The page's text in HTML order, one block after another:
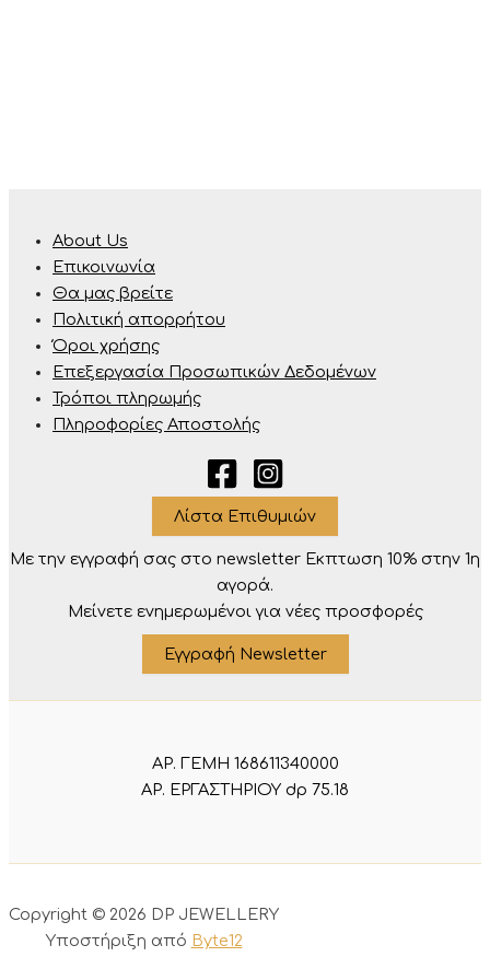
About Us
Επικοινωνία
Θα μας βρείτε
Πολιτική απορρήτου
Όροι χρήσης
Επεξεργασία Προσωπικών Δεδομένων
Τρόποι πληρωμής
Πληροφορίες Αποστολής
Λίστα Επιθυμιών
Με την εγγραφή σας στο newsletter Eκπτωση 10% στην 1η
αγορά.
Μείνετε ενημερωμένοι για νέες προσφορές
Εγγραφή Newsletter
ΑΡ. ΓΕΜΗ 168611340000
ΑΡ. ΕΡΓΑΣΤΗΡΙΟΥ dp 75.18
Copyright © 2026 DP JEWELLERY
Υποστήριξη από Byte12